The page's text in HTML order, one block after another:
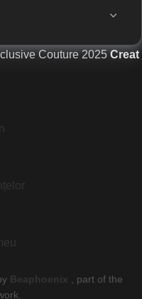
Couture2025Creat
Beaphoenix
part of the